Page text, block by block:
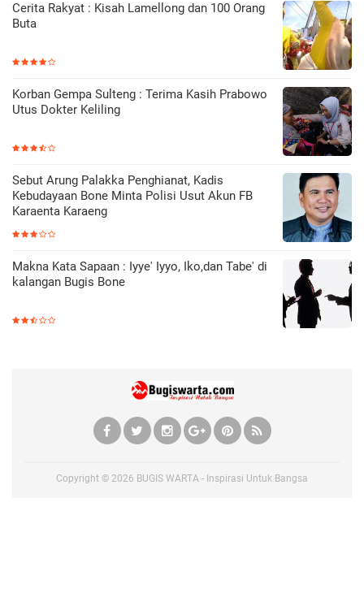
Cerita Rakyat : Kisah Lamellong dan 100 Orang
Buta
Korban Gempa Sulteng : Terima Kasih Prabowo
Utus Dokter Keliling
Sebut Arung Palakka Penghianat, Kadis
Kebudayaan Bone Minta Polisi Usut Akun FB
Karaenta Karaeng
Makna Kata Sapaan : Iyye' Iyyo, Iko,dan Tabe' di
kalangan Bugis Bone
Copyright © 2026 BUGIS WARTA - Inspirasi Untuk Bangsa